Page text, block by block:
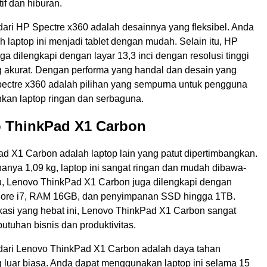
dan hiburan.
HP Spectre x360 adalah desainnya yang fleksibel. Anda
laptop ini menjadi tablet dengan mudah. Selain itu, HP
dilengkapi dengan layar 13,3 inci dengan resolusi tinggi
akurat. Dengan performa yang handal dan desain yang
x360 adalah pilihan yang sempurna untuk pengguna
laptop ringan dan serbaguna.
ThinkPad X1 Carbon
X1 Carbon adalah laptop lain yang patut dipertimbangkan.
1,09 kg, laptop ini sangat ringan dan mudah dibawa-
Lenovo ThinkPad X1 Carbon juga dilengkapi dengan
i7, RAM 16GB, dan penyimpanan SSD hingga 1TB.
yang hebat ini, Lenovo ThinkPad X1 Carbon sangat
bisnis dan produktivitas.
Lenovo ThinkPad X1 Carbon adalah daya tahan
luar biasa. Anda dapat menggunakan laptop ini selama 15